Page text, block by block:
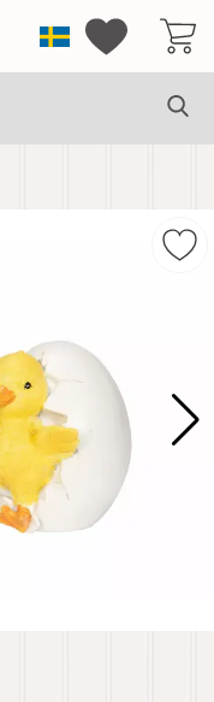
SverigeMina